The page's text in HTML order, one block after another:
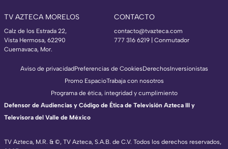
TV AZTECA MORELOS
Calz de los Estrada 22,
Vista Hermosa, 62290
Cuernavaca, Mor.
CONTACTO
contacto@tvazteca.com
777 316 6219 | Conmutador
TV Azteca, M.R. & ©, TV Azteca, S.A.B. de C.V. Todos los derechos reservados,
Aviso de privacidadPreferencias de CookiesDerechosInversionistas
Promo EspacioTrabaja con nosotros
Programa de ética, integridad y cumplimiento
Defensor de Audiencias y Código de Ética de Televisión Azteca III y
Televisora del Valle de México